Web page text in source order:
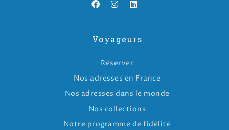
Voyageurs
Réserver
Nos adresses en France
Nos adresses dans le monde
Nos collections
Notre programme de fidélité